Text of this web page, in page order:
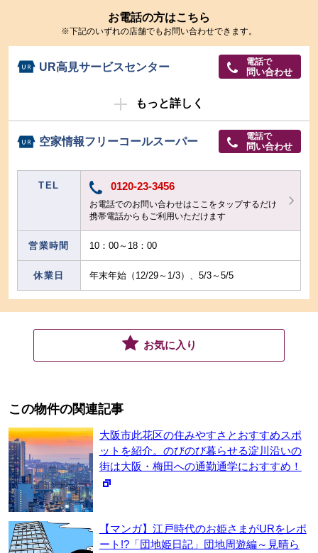
お電話の方はこちら
※下記のいずれの店舗でもお問い合わせできます。
UR高見サービスセンター 電話で
問い合わせ
もっと詳しく
空家情報フリーコールスーパー 電話で
問い合わせ
TEL 0120-23-3456
お電話でのお問い合わせはここをタップするだけ
携帯電話からもご利用いただけます
営業時間 10：00～18：00
休業日 年末年始（12/29～1/3）、5/3～5/5
お気に入り
この物件の関連記事
大阪市此花区の住みやすさとおすすめスポ
ットを紹介。のびのび暮らせる淀川沿いの
街は大阪・梅田への通勤通学におすすめ！
【マンガ】江戸時代のお姫さまがURをレポ
ート!?「団地姫日記」団地周遊編～見晴ら